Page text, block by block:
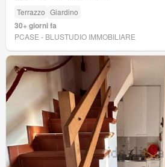
Terrazzo Giardino
30+ giorni fa
PCASE - BLUSTUDIO IMMOBILIARE